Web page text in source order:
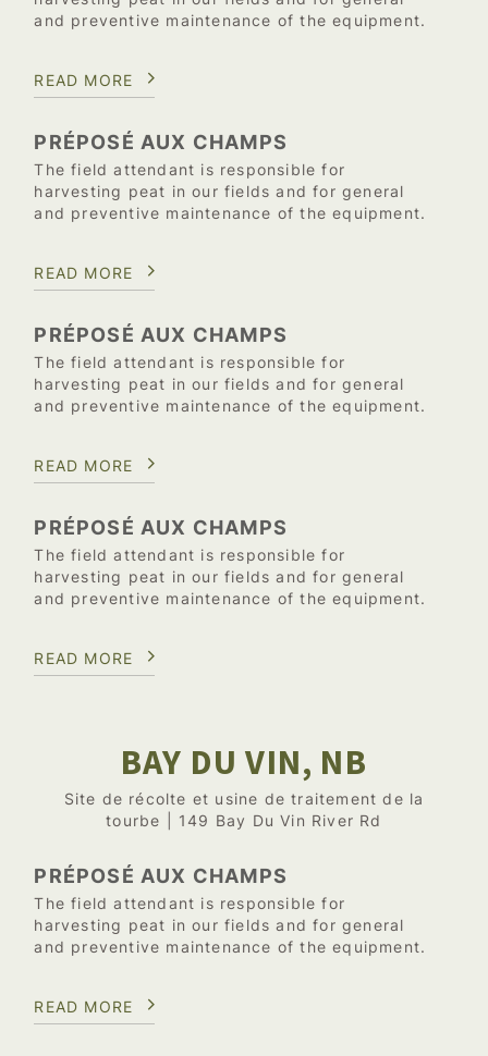
and preventive maintenance of the equipment.
READ MORE
PRÉPOSÉ AUX CHAMPS
The field attendant is responsible for
harvesting peat in our fields and for general
and preventive maintenance of the equipment.
READ MORE
PRÉPOSÉ AUX CHAMPS
The field attendant is responsible for
harvesting peat in our fields and for general
and preventive maintenance of the equipment.
READ MORE
PRÉPOSÉ AUX CHAMPS
The field attendant is responsible for
harvesting peat in our fields and for general
and preventive maintenance of the equipment.
READ MORE
BAY DU VIN, NB
Site de récolte et usine de traitement de la
tourbe | 149 Bay Du Vin River Rd
PRÉPOSÉ AUX CHAMPS
The field attendant is responsible for
harvesting peat in our fields and for general
and preventive maintenance of the equipment.
READ MORE